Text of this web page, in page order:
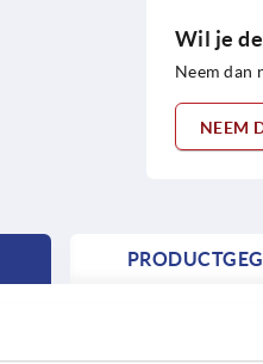
Wil je
Neem dan
NEEM